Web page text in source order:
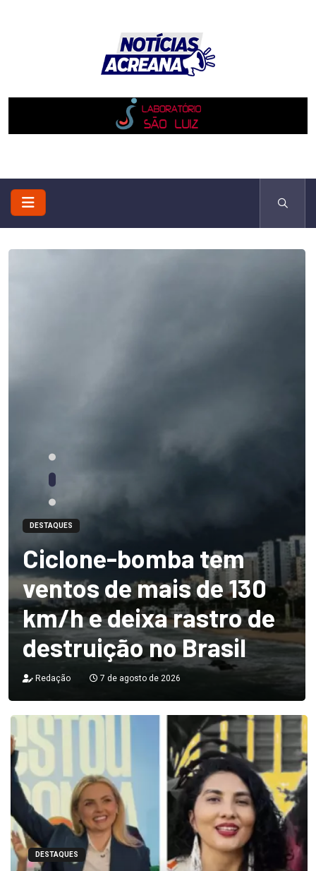
DESTAQUES
Ciclone-bomba tem
ventos de mais de 130
km/h e deixa rastro de
destruição no Brasil
Redação 7 de agosto de 2026
DESTAQUES